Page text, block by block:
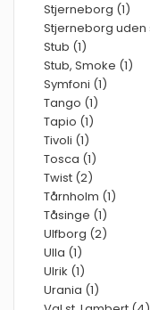
Stjerneborg (1)
Stjerneborg uden
Stub (1)
Stub, Smoke (1)
Symfoni (1)
Tango (1)
Tapio (1)
Tivoli (1)
Tosca (1)
Twist (2)
Tårnholm (1)
Tåsinge (1)
Ulfborg (2)
Ulla (1)
Ulrik (1)
Urania (1)